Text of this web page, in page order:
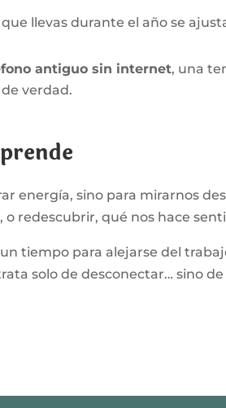
llevas durante el año se
antiguo sin internet, una
verdad.
energía, sino para mirarnos
redescubrir, qué nos hace
tiempo para alejarse del
solo de desconectar… sino